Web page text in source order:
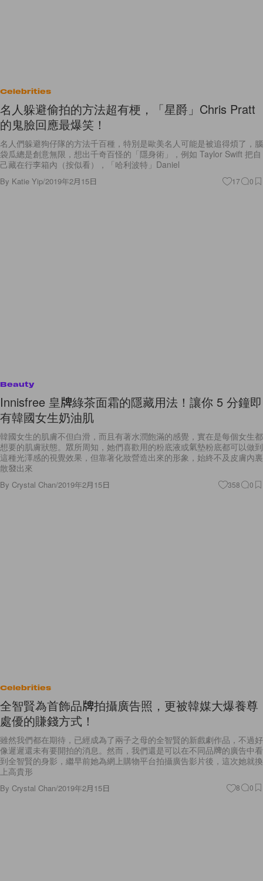
Celebrities
名人躲避偷拍的方法超有梗，「星爵」Chris Pratt
的鬼臉回應最爆笑！
名人們躲避狗仔隊的方法千百種，特別是歐美名人可能是被追得煩了，腦
袋瓜總是創意無限，想出千奇百怪的「隱身術」，例如 Taylor Swift 把自
己藏在行李箱內（按似看），「哈利波特」Daniel
By Katie Yip/2019年2月15日 17 0
Beauty
Innisfree 皇牌綠茶面霜的隱藏用法！讓你 5 分鐘即
有韓國女生奶油肌
韓國女生的肌膚不但白滑，而且有著水潤飽滿的感覺，實在是每個女生都
想要的肌膚狀態。眾所周知，她們喜歡用的粉底液或氣墊粉底都可以做到
這種光澤感的視覺效果，但靠著化妝營造出來的形象，始終不及皮膚內裏
散發出來
By Crystal Chan/2019年2月15日 358 0
Celebrities
全智賢為首飾品牌拍攝廣告照，更被韓媒大爆養尊
處優的賺錢方式！
雖然我們都在期待，已經成為了兩子之母的全智賢的新戲劇作品，不過好
像遲遲還未有要開拍的消息。然而，我們還是可以在不同品牌的廣告中看
到全智賢的身影，繼早前她為網上購物平台拍攝廣告影片後，這次她就換
上高貴形
By Crystal Chan/2019年2月15日 8 0